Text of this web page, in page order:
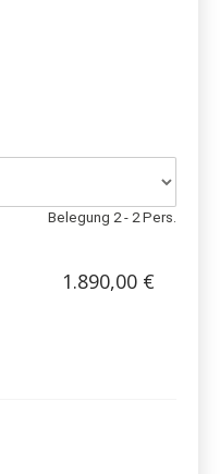
Belegung 2 - 2 Pers.
1.890,00 €